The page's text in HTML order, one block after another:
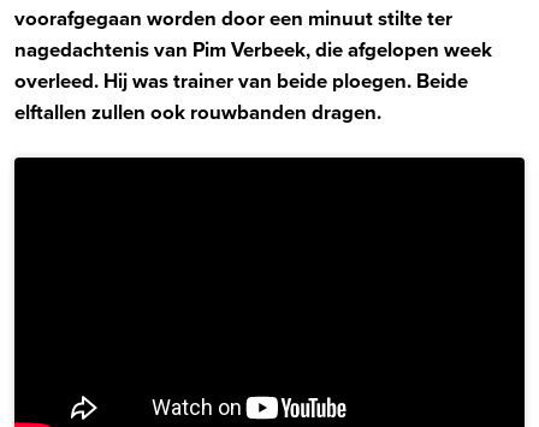
voorafgegaan worden door een minuut stilte ter
nagedachtenis van Pim Verbeek, die afgelopen week
overleed. Hij was trainer van beide ploegen. Beide
elftallen zullen ook rouwbanden dragen.